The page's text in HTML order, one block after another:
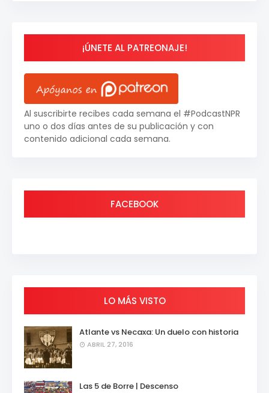
¡ÚNETE AL PATREONAJE!
Al suscribirte recibes cada semana el #PodcastNPR
uno o dos días antes de su publicación y con
contenido adicional cada semana.
FACEBOOK
LO MÁS VISTO
Atlante vs Necaxa: Un duelo con historia
ABRIL 27, 2016
Las 5 de Borre | Descenso